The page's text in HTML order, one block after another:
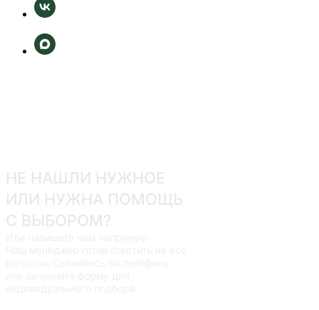
НЕ НАШЛИ НУЖНОЕ
ИЛИ НУЖНА ПОМОЩЬ
С ВЫБОРОМ?
Или напишите нам напрямую
Наш менеджер готов ответить на все
вопросы. Свяжитесь по телефону
или заполните форму для
индивидуального подбора.